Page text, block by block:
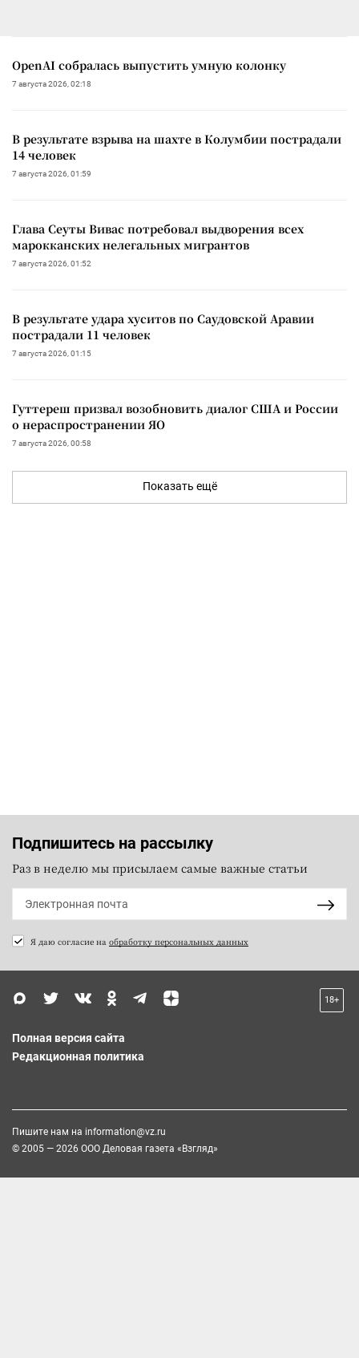
OpenAI собралась выпустить умную колонку
7 августа 2026, 02:18
В результате взрыва на шахте в Колумбии пострадали
14 человек
7 августа 2026, 01:59
Глава Сеуты Вивас потребовал выдворения всех
марокканских нелегальных мигрантов
7 августа 2026, 01:52
В результате удара хуситов по Саудовской Аравии
пострадали 11 человек
7 августа 2026, 01:15
Гуттереш призвал возобновить диалог США и России
о нераспространении ЯО
7 августа 2026, 00:58
Показать ещё
Подпишитесь на рассылку
Раз в неделю мы присылаем самые важные статьи
Я даю согласие на обработку персональных данных
18+
Полная версия сайта
Редакционная политика
Пишите нам на information@vz.ru
© 2005 — 2026 ООО Деловая газета «Взгляд»